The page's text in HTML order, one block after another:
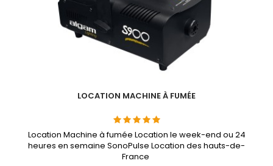
LOCATION MACHINE À FUMÉE
Location Machine à fumée Location le week-end ou 24
heures en semaine SonoPulse Location des hauts-de-
France